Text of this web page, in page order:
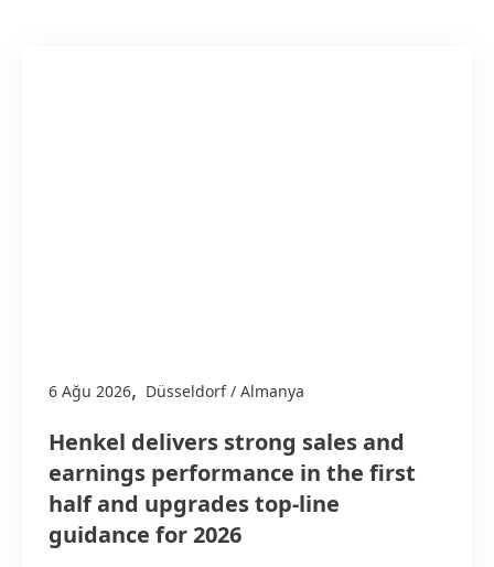
6 Ağu 2026, Düsseldorf / Almanya
Henkel delivers strong sales and
earnings performance in the first
half and upgrades top-line
guidance for 2026